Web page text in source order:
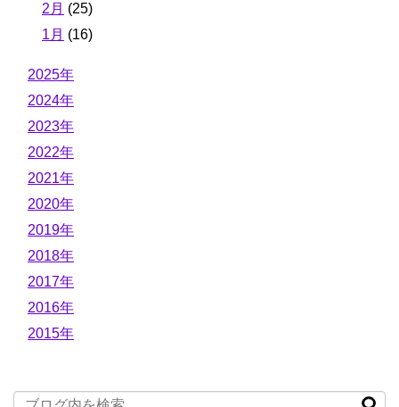
2月 (25)
1月 (16)
2025年
2024年
2023年
2022年
2021年
2020年
2019年
2018年
2017年
2016年
2015年